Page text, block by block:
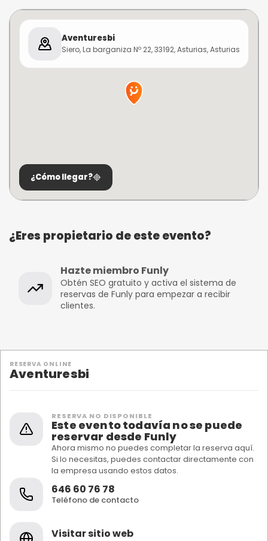
Aventuresbi
Siero, La barganiza Nº 22, 33192, Asturias, Asturias
¿Cómo llegar?
¿Eres propietario de este evento?
Hazte miembro Funly
Obtén SEO gratuito y activa el sistema de
reservas de Funly para empezar a recibir
clientes.
RESERVA ONLINE
Aventuresbi
RESERVA NO DISPONIBLE
Este evento todavía no se puede
reservar desde Funly
Ahora mismo no puedes completar la reserva aquí.
Si lo necesitas, puedes contactar directamente con
la empresa usando estos datos.
646 60 76 78
Teléfono de contacto
Visitar sitio web